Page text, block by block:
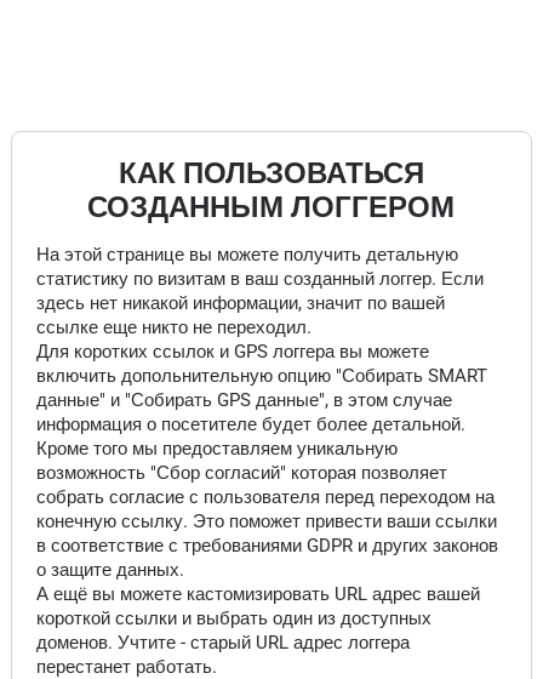
КАК ПОЛЬЗОВАТЬСЯ
СОЗДАННЫМ ЛОГГЕРОМ
На этой странице вы можете получить детальную
статистику по визитам в ваш созданный логгер. Если
здесь нет никакой информации, значит по вашей
ссылке еще никто не переходил.
Для коротких ссылок и GPS логгера вы можете
включить допольнительную опцию "Собирать SMART
данные" и "Собирать GPS данные", в этом случае
информация о посетителе будет более детальной.
Кроме того мы предоставляем уникальную
возможность "Сбор согласий" которая позволяет
собрать согласие с пользователя перед переходом на
конечную ссылку. Это поможет привести ваши ссылки
в соответствие с требованиями GDPR и других законов
о защите данных.
А ещё вы можете кастомизировать URL адрес вашей
короткой ссылки и выбрать один из доступных
доменов. Учтите - старый URL адрес логгера
перестанет работать.